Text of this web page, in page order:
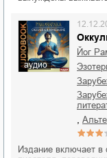
аудио
Йог
зарубежная религиозная и эзотерическая
Издание включает в